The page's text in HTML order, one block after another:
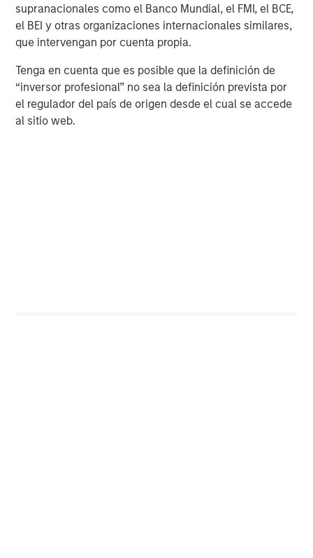
supranacionales como el Banco Mundial, el FMI, el BCE,
el BEI y otras organizaciones internacionales similares,
que intervengan por cuenta propia.
Tenga en cuenta que es posible que la definición de
“inversor profesional” no sea la definición prevista por
el regulador del país de origen desde el cual se accede
al sitio web.
infraponderación en USD)
Tras el reciente reajuste de las expectativas sobre
posibles rebajas de tipos de interés, mantenemos una
postura de duración neutral en los mercados
desarrollados, complementada por expresiones
regionales específicas. Mantenemos una duración de
tipos larga fuera de Japón, con posiciones en deuda